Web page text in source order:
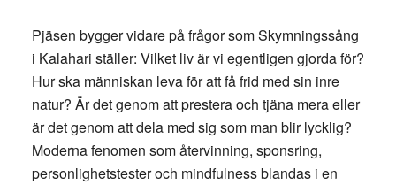
Pjäsen bygger vidare på frågor som Skymningssång
i Kalahari ställer: Vilket liv är vi egentligen gjorda för?
Hur ska människan leva för att få frid med sin inre
natur? Är det genom att prestera och tjäna mera eller
är det genom att dela med sig som man blir lycklig?
Moderna fenomen som återvinning, sponsring,
personlighetstester och mindfulness blandas i en